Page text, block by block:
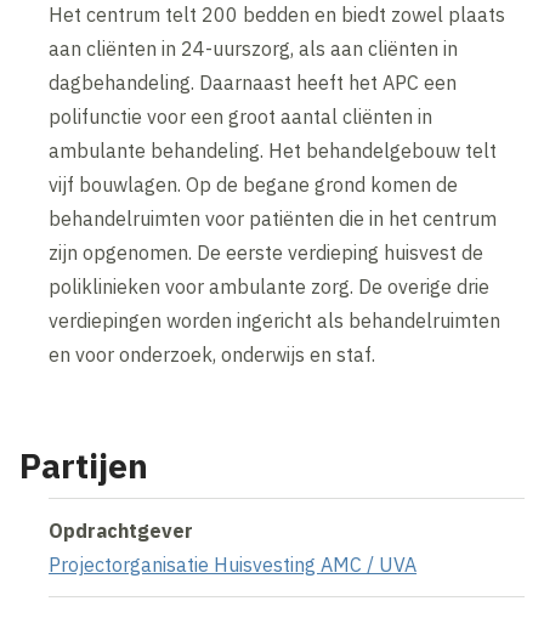
Het centrum telt 200 bedden en biedt zowel plaats
aan cliënten in 24-uurszorg, als aan cliënten in
dagbehandeling. Daarnaast heeft het APC een
polifunctie voor een groot aantal cliënten in
ambulante behandeling. Het behandelgebouw telt
vijf bouwlagen. Op de begane grond komen de
behandelruimten voor patiënten die in het centrum
zijn opgenomen. De eerste verdieping huisvest de
poliklinieken voor ambulante zorg. De overige drie
verdiepingen worden ingericht als behandelruimten
en voor onderzoek, onderwijs en staf.
Partijen
Opdrachtgever
Projectorganisatie Huisvesting AMC / UVA